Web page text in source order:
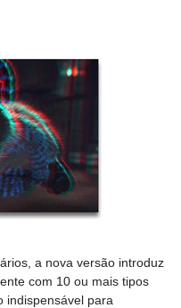
a nova versão introduz
com 10 ou mais tipos
indispensável para